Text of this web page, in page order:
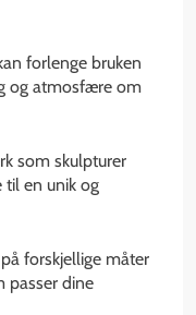
forlenge bruken
og atmosfære om
som skulpturer
til en unik og
forskjellige måter
passer dine